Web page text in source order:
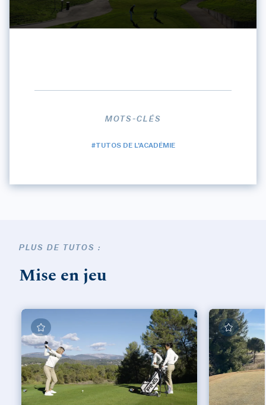
MOTS-CLÉS
#TUTOS DE L'ACADÉMIE
PLUS DE TUTOS :
Mise en jeu